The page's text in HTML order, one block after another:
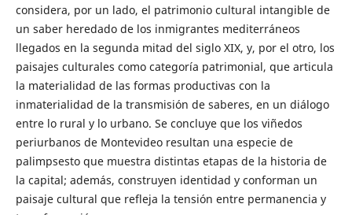
considera, por un lado, el patrimonio cultural intangible de
un saber heredado de los inmigrantes mediterráneos
llegados en la segunda mitad del siglo XIX, y, por el otro, los
paisajes culturales como categoría patrimonial, que articula
la materialidad de las formas productivas con la
inmaterialidad de la transmisión de saberes, en un diálogo
entre lo rural y lo urbano. Se concluye que los viñedos
periurbanos de Montevideo resultan una especie de
palimpsesto que muestra distintas etapas de la historia de
la capital; además, construyen identidad y conforman un
paisaje cultural que refleja la tensión entre permanencia y